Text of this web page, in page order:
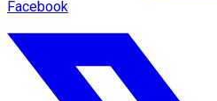
Facebook